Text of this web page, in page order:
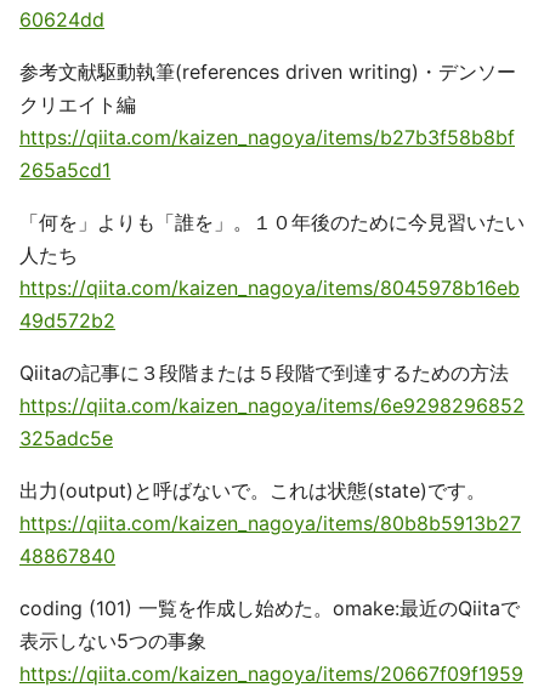
60624dd
参考文献駆動執筆(references driven writing)・デンソー
クリエイト編
https://qiita.com/kaizen_nagoya/items/b27b3f58b8bf
265a5cd1
「何を」よりも「誰を」。１０年後のために今見習いたい
人たち
https://qiita.com/kaizen_nagoya/items/8045978b16eb
49d572b2
Qiitaの記事に３段階または５段階で到達するための方法
https://qiita.com/kaizen_nagoya/items/6e9298296852
325adc5e
出力(output)と呼ばないで。これは状態(state)です。
https://qiita.com/kaizen_nagoya/items/80b8b5913b27
48867840
coding (101) 一覧を作成し始めた。omake:最近のQiitaで
表示しない5つの事象
https://qiita.com/kaizen_nagoya/items/20667f09f1959